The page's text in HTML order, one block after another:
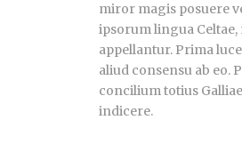
miror magis posuere
ipsorum lingua Celtae,
appellantur. Prima
aliud consensu ab eo.
concilium totius
indicere.